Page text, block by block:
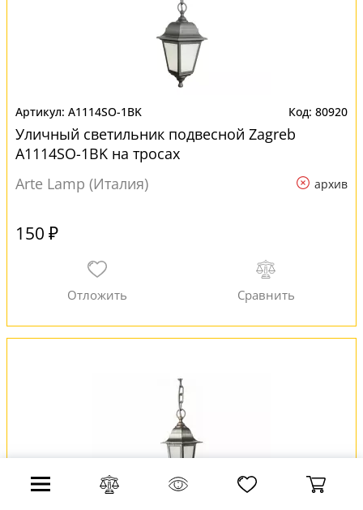
A1114SO-1BK 80920
Уличный светильник подвесной Zagreb
A1114SO-1BK на тросах
Arte Lamp (Италия)
архив
150 ₽